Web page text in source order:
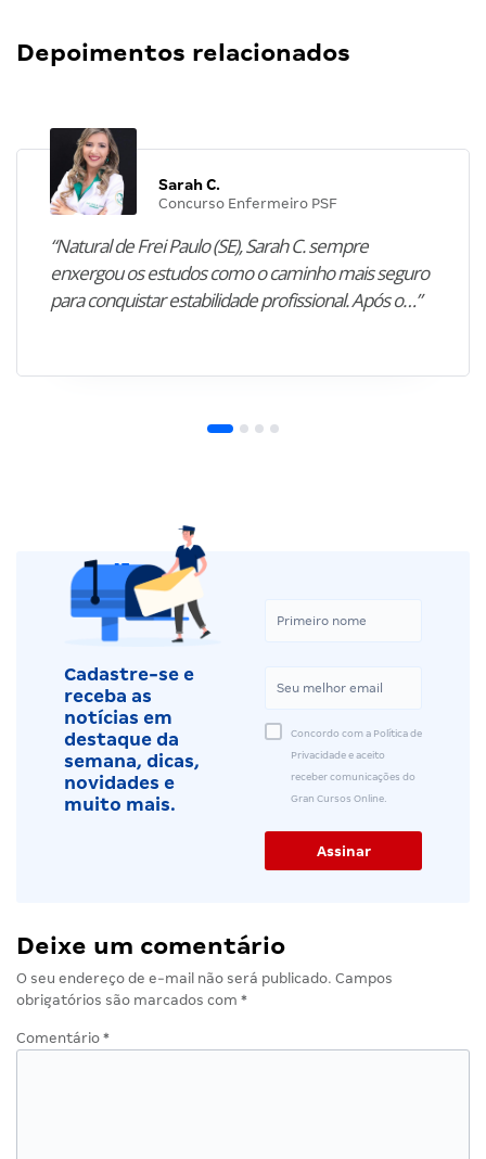
Depoimentos relacionados
Sarah C.
Concurso Enfermeiro PSF
“Natural de Frei Paulo (SE), Sarah C. sempre
enxergou os estudos como o caminho mais seguro
para conquistar estabilidade profissional. Após o…”
Cadastre-se e
receba as
notícias em
destaque da
semana, dicas,
novidades e
muito mais.
Concordo com a Política de
Privacidade e aceito
receber comunicações do
Gran Cursos Online.
Deixe um comentário
O seu endereço de e-mail não será publicado. Campos
obrigatórios são marcados com *
Comentário *